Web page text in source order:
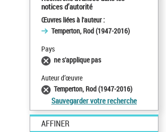
notices d’autorité
Œuvres liées à l'auteur :
Temperton, Rod (1947-2016)
Pays
ne s'applique pas
Auteur d’œuvre
Temperton, Rod (1947-2016)
Sauvegarder votre recherche
AFFINER